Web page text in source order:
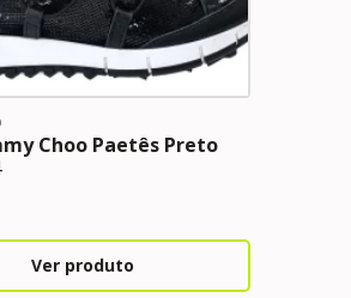
Choo Paetês Preto
Ver produto